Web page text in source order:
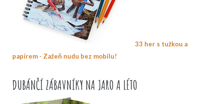
33 her s tužkou a
papírem - Zažeň nudu bez mobilu!
DUBÁNČÍ ZÁBAVNÍKY NA JARO A LÉTO